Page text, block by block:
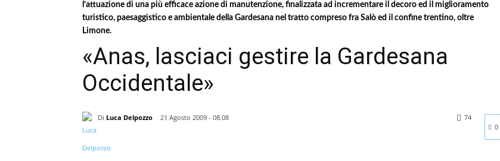
l’attuazione di una più efficace azione di manutenzione, finalizzata ad incrementare il decoro ed il miglioramento
turistico, paesaggistico e ambientale della Gardesana nel tratto compreso fra Salò ed il confine trentino, oltre
Limone.
«Anas, lasciaci gestire la Gardesana
Occidentale»
Di Luca Delpozzo
21 Agosto 2009 - 08.08
0
74